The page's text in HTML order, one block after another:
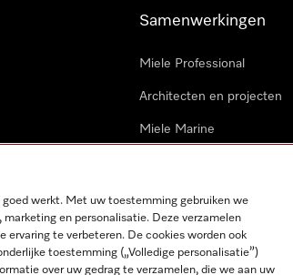
Samenwerkingen
Miele Professional
Architecten en projecten
Miele Marine
werkt. Met uw toestemming gebruiken we
en personalisatie. Deze verzamelen
ervaring te verbeteren. De cookies worden ook
toestemming („Volledige personalisatie”)
over uw gedrag te verzamelen, die we aan uw